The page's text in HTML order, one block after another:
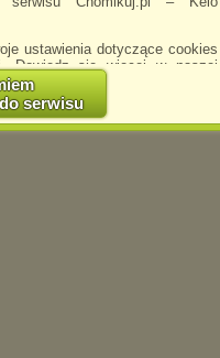
ustawienia dotyczące cookies
Dowiedz się więcej w naszej
PolitykaPrywatnosci.aspx
ustawień przeglądarki może
ze strony Chomikuj.pl.
serwisu